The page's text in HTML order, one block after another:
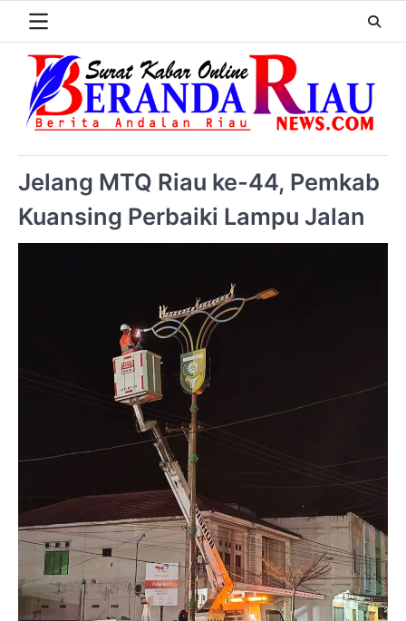
Jelang MTQ Riau ke-44, Pemkab
Kuansing Perbaiki Lampu Jalan